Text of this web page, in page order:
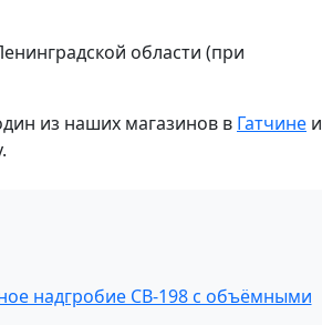
области (при
из наших магазинов в Гатчине и
надгробие СВ-198 с объёмными